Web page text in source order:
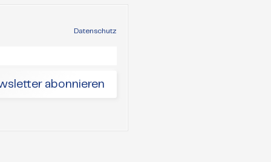
Datenschutz